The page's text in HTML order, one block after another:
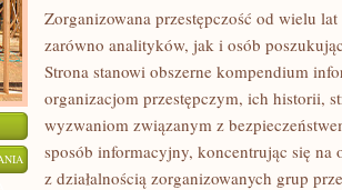
KULTURA
Zorganizowana przestępczość od wielu
zarówno analityków, jak i osób
Strona stanowi obszerne kompendium
organizacjom przestępczym, ich historii,
wyzwaniom związanym z
sposób informacyjny, koncentrując się
z działalnością zorganizowanych grup